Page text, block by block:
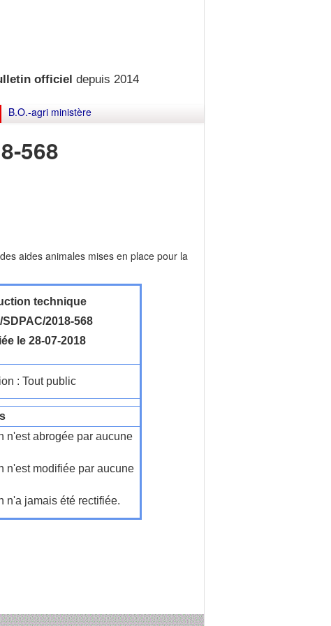
officiel depuis 2014
B.O.-agri ministère
568
aides animales mises en place pour la
technique
SDPAC/2018-568
le 28-07-2018
: Tout public
n'est abrogée par aucune
n'est modifiée par aucune
n'a jamais été rectifiée.